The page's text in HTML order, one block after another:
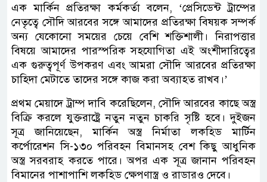
এক মার্কিন প্রতিরক্ষা কর্মকর্তা বলেন, ‘প্রেসিডেন্ট ট্রাম্পের
নেতৃত্বে সৌদি আরবের সঙ্গে আমাদের প্রতিরক্ষা বিষয়ক সম্পর্ক
অন্য যেকোনো সময়ের চেয়ে বেশি শক্তিশালী। নিরাপত্তার
বিষয়ে আমাদের পারস্পরিক সহযোগিতা এই অংশীদারিত্বের
এক গুরুত্বপূর্ণ উপকরণ এবং আমরা সৌদি আরবের প্রতিরক্ষা
চাহিদা মেটাতে তাদের সঙ্গে কাজ করা অব্যাহত রাখব।’
প্রথম মেয়াদে ট্রাম্প দাবি করেছিলেন, সৌদি আরবের কাছে অস্ত্র
বিক্রি করলে যুক্তরাষ্ট্রে নতুন নতুন চাকরি সৃষ্টি হবে। দুইজন
সূত্র জানিয়েছেন, মার্কিন অস্ত্র নির্মাতা লকহিড মার্টিন
কর্পোরেশন সি-১৩০ পরিবহন বিমানসহ বেশ কিছু আধুনিক
অস্ত্র সরবরাহ করতে পারে। অপর এক সূত্র জানান পরিবহন
বিমানের পাশাপাশি লকহিড ক্ষেপণাস্ত্র ও রাডারও দেবে।